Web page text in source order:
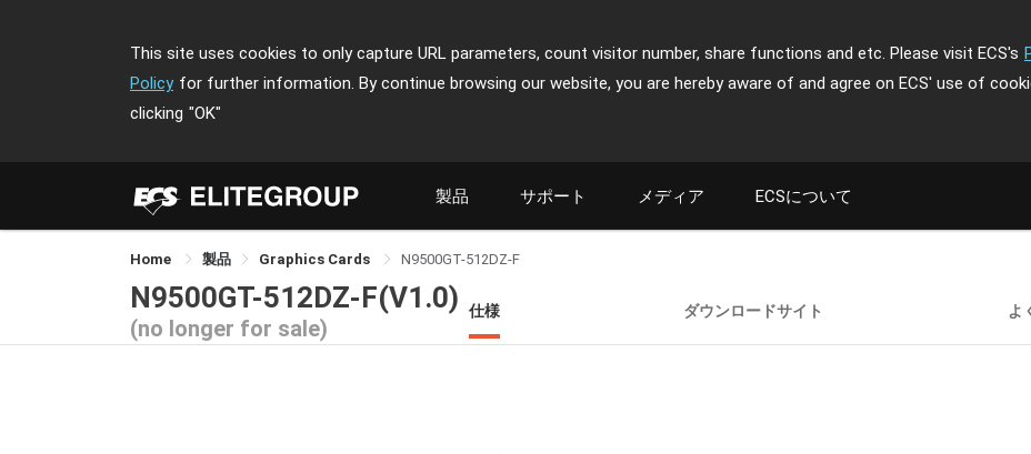
This site uses cookies to only capture URL parameters, count visitor number, share functions and etc. Please visit ECS's
Policy for further information. By continue browsing our website, you are hereby aware of and agree on ECS' use of
clicking "OK"
製品 サポート メディア ECSについて
Home 製品 Graphics Cards N9500GT-512DZ-F
N9500GT-512DZ-F(V1.0)
(no longer for sale)
仕様 ダウンロードサイト よ